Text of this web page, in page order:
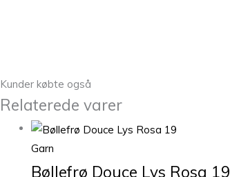
Kunder købte også
Relaterede varer
Garn
Bøllefrø Douce Lys Rosa 19